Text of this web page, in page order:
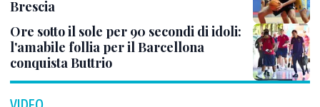
Brescia
Ore sotto il sole per 90 secondi di idoli:
l'amabile follia per il Barcellona
conquista Buttrio